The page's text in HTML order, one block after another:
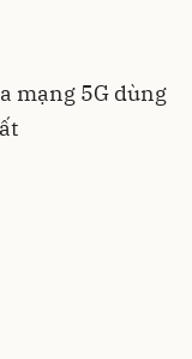
mạng 5G dùng